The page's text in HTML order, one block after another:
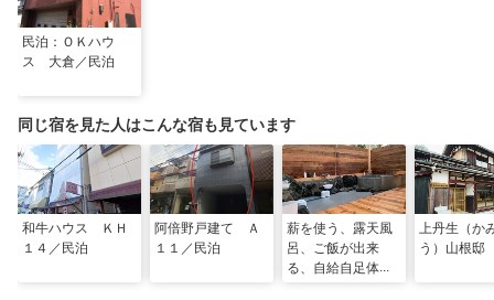
民泊：ＯＫハウ
ス 大倉／民泊
同じ宿を見た人はこんな宿も見ています
和牛ハウス ＫＨ
１４／民泊
阿倍野戸建て Ａ
１１／民泊
薪を使う、露天風
呂、ご飯が出来
る、自給自足体験
上丹生（か
う）山根